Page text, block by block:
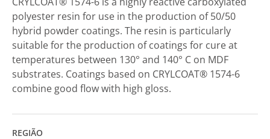
polyester resin for use in the production of 50/50
hybrid powder coatings. The resin is particularly
suitable for the production of coatings for cure at
temperatures between 130° and 140° C on MDF
substrates. Coatings based on CRYLCOAT® 1574-6
combine good flow with high gloss.
REGIÃO